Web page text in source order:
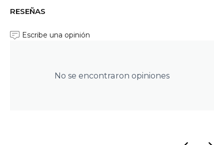
RESEÑAS
No se encontraron opiniones
Escribe una opinión